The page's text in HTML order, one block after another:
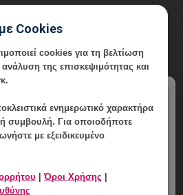
ενημέρωση,
γυναικολογική καθοδήγηση
Cookies
cookies για τη βελτίωση
της επισκεψιμότητας και
ενημερωτικό χαρακτήρα
συμβουλή. Για οποιοδήποτε
με εξειδικευμένο
|Όροι Χρήσης |